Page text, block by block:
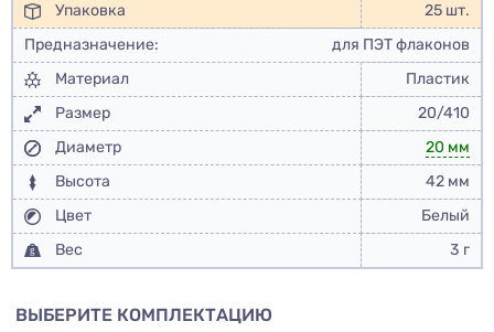
Упаковка
25 шт.
Предназначение:
для ПЭТ флаконов
Материал
Пластик
Размер
20/410
Диаметр
20 мм
Высота
42 мм
Цвет
Белый
Вес
3 г
ВЫБЕРИТЕ КОМПЛЕКТАЦИЮ